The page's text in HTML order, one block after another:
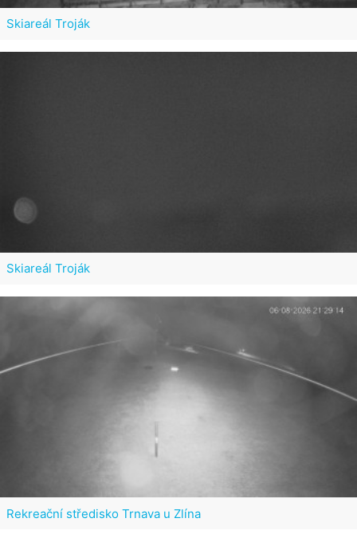
Skiareál Troják
Skiareál Troják
Rekreační středisko Trnava u Zlína